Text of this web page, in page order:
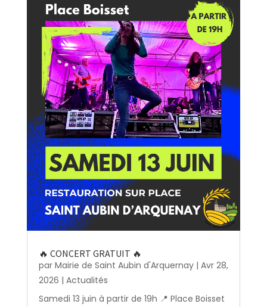
🔥 CONCERT GRATUIT 🔥
par Mairie de Saint Aubin d'Arquernay| Avr 28,
2026 | Actualités
Samedi 13 juin à partir de 19h 📍 Place Boisset